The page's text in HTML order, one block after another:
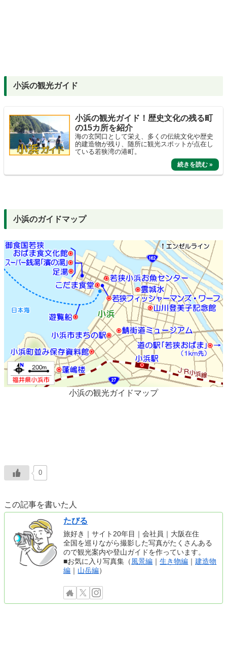
小浜の観光ガイド
小浜の観光ガイド！歴史文化の残る町
の15カ所を紹介
海の玄関口として栄え、多くの伝統文化や歴史
的建造物が残り、随所に観光スポットが点在し
ている若狭湾の港町。
小浜のガイドマップ
小浜の観光ガイドマップ
0
この記事を書いた人
たびる
旅好き｜サイト20年目｜会社員｜大阪在住
全国を巡りながら撮影した写真がたくさんある
ので観光案内や登山ガイドを作っています。
■お気に入り写真集（風景編 ｜生き物編 ｜建造物
編 ｜ 山岳編）